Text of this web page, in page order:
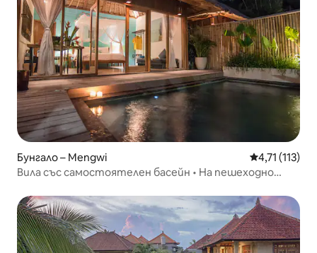
Бунгало – Mengwi Средна
4,71 (113)
Вила със самостоятелен басейн • На пешеходно